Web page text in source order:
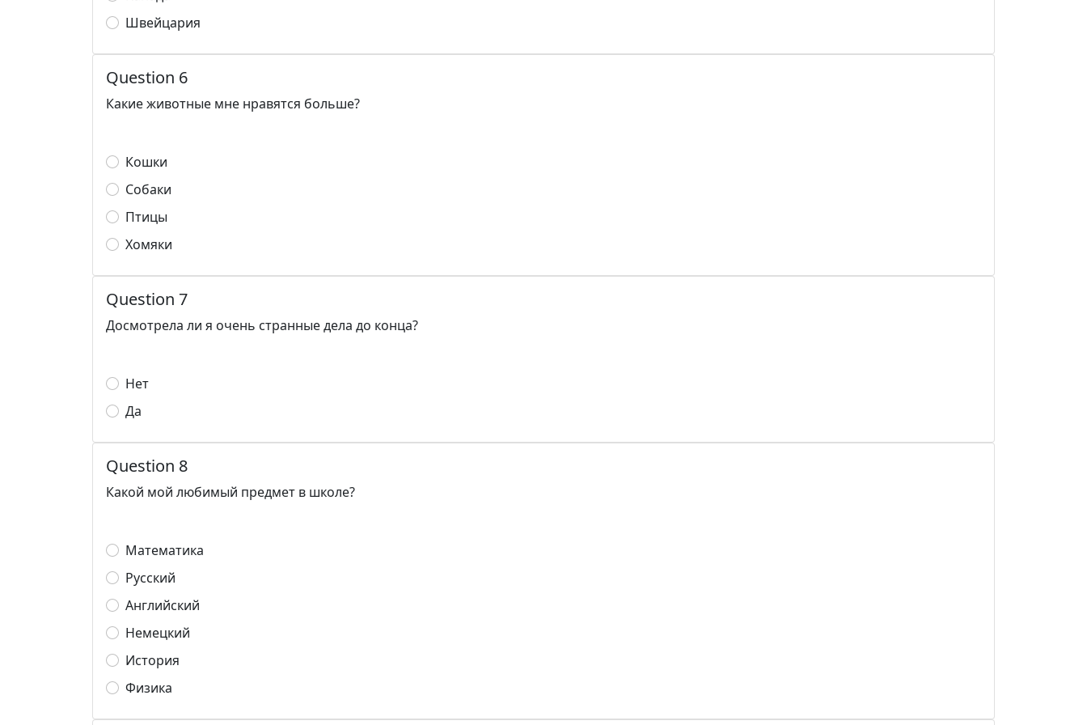
Швейцария
Question 6
Какие животные мне нравятся больше?
Кошки
Собаки
Птицы
Хомяки
Question 7
Досмотрела ли я очень странные дела до конца?
Нет
Да
Question 8
Какой мой любимый предмет в школе?
Математика
Русский
Английский
Немецкий
История
Физика